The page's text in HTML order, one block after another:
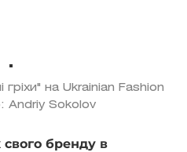
гріхи" на Ukrainian Fashion
Andriy Sokolov
бренду в